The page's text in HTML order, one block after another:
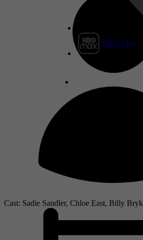
HBO Max
Cast: Sadie Sandler, Chloe East, Billy Bryk